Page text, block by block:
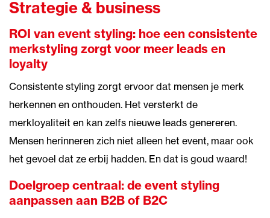
Strategie & business
ROI van event styling: hoe een consistente
merkstyling zorgt voor meer leads en
loyalty
Consistente styling zorgt ervoor dat mensen je merk
herkennen en onthouden. Het versterkt de
merkloyaliteit en kan zelfs nieuwe leads genereren.
Mensen herinneren zich niet alleen het event, maar ook
het gevoel dat ze erbij hadden. En dat is goud waard!
Doelgroep centraal: de event styling
aanpassen aan B2B of B2C